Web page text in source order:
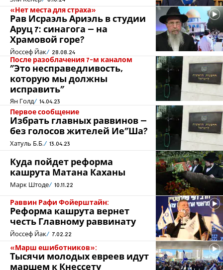
«Нет места для страха»
Рав Исраэль Ариэль в студии
Аруц 7: синагога – на
Храмовой горе?
Йоссеф Йак 28.08.24
После разоблачения 7-м каналом
"Это несправедливость,
которую мы должны
исправить”
Ян Голд 14.04.23
Первое сообщение
Избрать главных раввинов –
без голосов жителей Ие”Ша?
Хатуль Б.Б. 13.04.23
Куда пойдет реформа
кашрута Матана Каханы
Марк Штоде 10.11.22
Раввин Рафи Фойерштайн:
Реформа кашрута вернет
честь Главному раввинату
Йоссеф Йак 7.02.22
«Марш ешиботников»:
Тысячи молодых евреев идут
маршем к Кнессету